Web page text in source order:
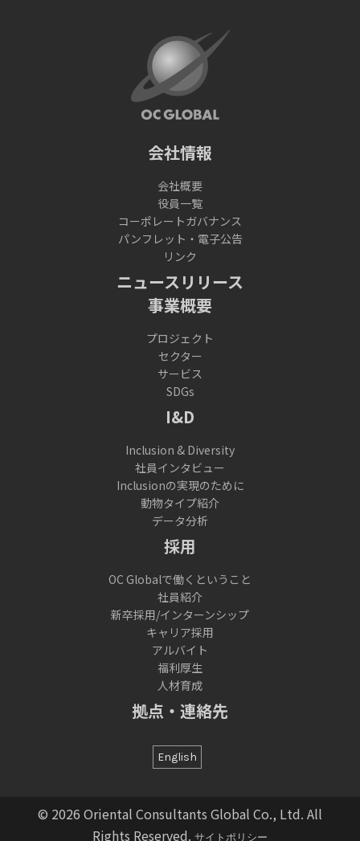
会社情報
会社概要
役員一覧
コーポレートガバナンス
パンフレット・電子公告
リンク
ニュースリリース
事業概要
プロジェクト
セクター
サービス
SDGs
I&D
Inclusion & Diversity
社員インタビュー
Inclusionの実現のために
動物タイプ紹介
データ分析
採用
OC Globalで働くということ
社員紹介
新卒採用/インターンシップ
キャリア採用
アルバイト
福利厚生
人材育成
拠点・連絡先
English
© 2026 Oriental Consultants Global Co., Ltd. All
Rights Reserved. サイトポリシー